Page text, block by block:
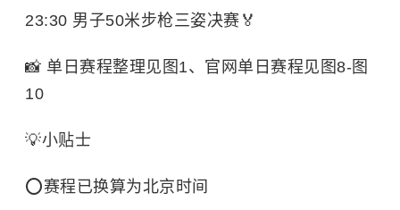
23:30 男子50米步枪三姿决赛🏅
📸 单日赛程整理见图1、官网单日赛程见图8-图
10
💡小贴士
⭕️赛程已换算为北京时间